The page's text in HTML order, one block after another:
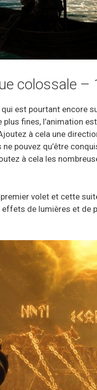
colossale –
est pourtant encore
fines, l’animation
à cela une
pouvez qu’être
à cela les
volet et cette
de lumières et de